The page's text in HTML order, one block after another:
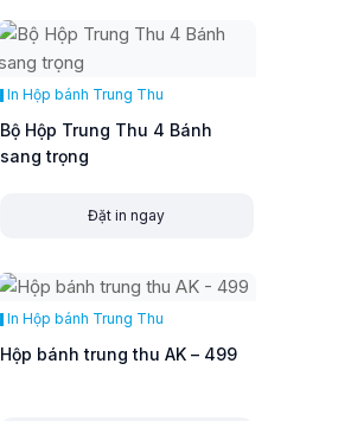
In Hộp bánh Trung Thu
Bộ Hộp Trung Thu 4 Bánh
sang trọng
Đặt in ngay
In Hộp bánh Trung Thu
Hộp bánh trung thu AK – 499